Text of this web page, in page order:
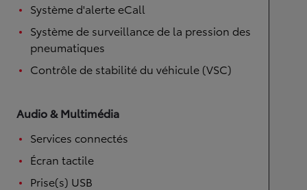
Système d'alerte eCall
Système de surveillance de la pression des
pneumatiques
Contrôle de stabilité du véhicule (VSC)
Audio & Multimédia
Services connectés
Écran tactile
Prise(s) USB